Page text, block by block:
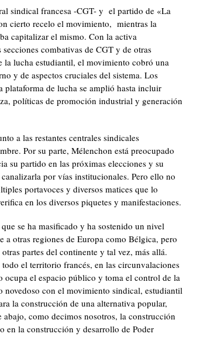
sindical francesa -CGT- y el partido de «La
cierto recelo el movimiento, mientras la
capitalizar el mismo. Con la activa
combativas de CGT y de otras
lucha estudiantil, el movimiento cobró una
y de aspectos cruciales del sistema. Los
de lucha se amplió hasta incluir
políticas de promoción industrial y generación
a las restantes centrales sindicales
Por su parte, Mélenchon está preocupado
su partido en las próximas elecciones y su
por vías institucionales. Pero ello no
portavoces y diversos matices que lo
en los diversos piquetes y manifestaciones.
se ha masificado y ha sostenido un nivel
otras regiones de Europa como Bélgica, pero
partes del continente y tal vez, más allá.
el territorio francés, en las circunvalaciones
ocupa el espacio público y toma el control de la
con el movimiento sindical, estudiantil
la construcción de una alternativa popular,
abajo, como decimos nosotros, la construcción
en la construcción y desarrollo de Poder